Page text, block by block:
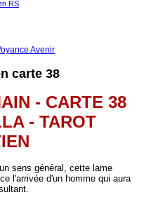
RS
carte 38
- CARTE 38
- TAROT
sens général, cette lame
l'arrivée d'un homme qui aura